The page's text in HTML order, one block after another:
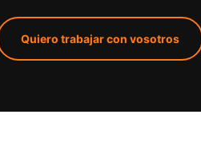
Quiero trabajar con vosotros